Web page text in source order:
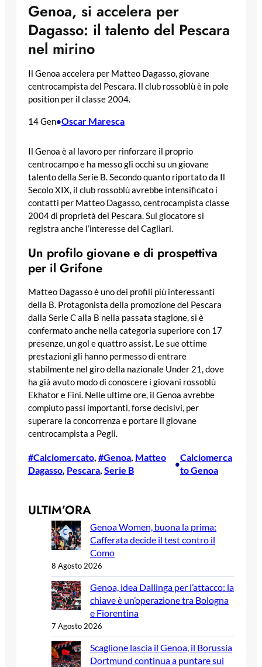
Genoa, si accelera per
Dagasso: il talento del Pescara
nel mirino
Il Genoa accelera per Matteo Dagasso, giovane
centrocampista del Pescara. Il club rossoblù è in pole
position per il classe 2004.
14 Gen•Oscar Maresca
Il Genoa è al lavoro per rinforzare il proprio
centrocampo e ha messo gli occhi su un giovane
talento della Serie B. Secondo quanto riportato da Il
Secolo XIX, il club rossoblù avrebbe intensificato i
contatti per Matteo Dagasso, centrocampista classe
2004 di proprietà del Pescara. Sul giocatore si
registra anche l’interesse del Cagliari.
Un profilo giovane e di prospettiva
per il Grifone
Matteo Dagasso è uno dei profili più interessanti
della B. Protagonista della promozione del Pescara
dalla Serie C alla B nella passata stagione, si è
confermato anche nella categoria superiore con 17
presenze, un gol e quattro assist. Le sue ottime
prestazioni gli hanno permesso di entrare
stabilmente nel giro della nazionale Under 21, dove
ha già avuto modo di conoscere i giovani rossoblù
Ekhator e Fini. Nelle ultime ore, il Genoa avrebbe
compiuto passi importanti, forse decisivi, per
superare la concorrenza e portare il giovane
centrocampista a Pegli.
#Calciomercato, #Genoa, Matteo
Dagasso, Pescara, Serie B
•
Calciomerca
to Genoa
ULTIM’ORA
Genoa Women, buona la prima:
Cafferata decide il test contro il
Como
8 Agosto 2026
Genoa, idea Dallinga per l’attacco: la
chiave è un’operazione tra Bologna
e Fiorentina
7 Agosto 2026
Scaglione lascia il Genoa, il Borussia
Dortmund continua a puntare sui